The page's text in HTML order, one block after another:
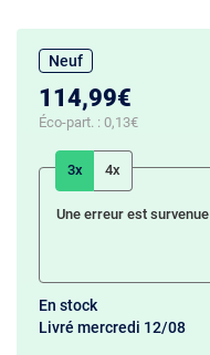
Neuf
114,99€
Éco-part. : 0,13€
3x 4x
Une erreur est survenue
En stock
Livré mercredi 12/08